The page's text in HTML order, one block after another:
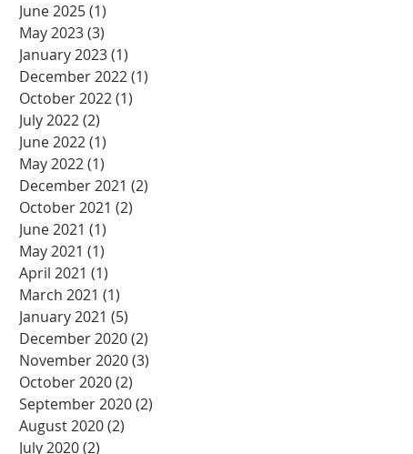
June 2025(1)
May 2023(3)
January 2023(1)
December 2022(1)
October 2022(1)
July 2022(2)
June 2022(1)
May 2022(1)
December 2021 (2)
October 2021 (2)
June 2021 (1)
May 2021 (1)
April 2021 (1)
March 2021 (1)
January 2021 (5)
December 2020(2)
November 2020(3)
October 2020(2)
September 2020(2)
August 2020(2)
July 2020(2)